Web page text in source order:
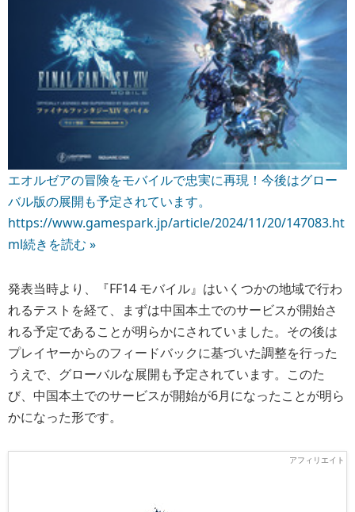
エオルゼアの冒険をモバイルで忠実に再現！今後はグロー
バル版の展開も予定されています。
https://www.gamespark.jp/article/2024/11/20/147083.ht
ml続きを読む »
発表当時より、『FF14 モバイル』はいくつかの地域で行わ
れるテストを経て、まずは中国本土でのサービスが開始さ
れる予定であることが明らかにされていました。その後は
プレイヤーからのフィードバックに基づいた調整を行った
うえで、グローバルな展開も予定されています。このた
び、中国本土でのサービスが開始が6月になったことが明ら
かになった形です。